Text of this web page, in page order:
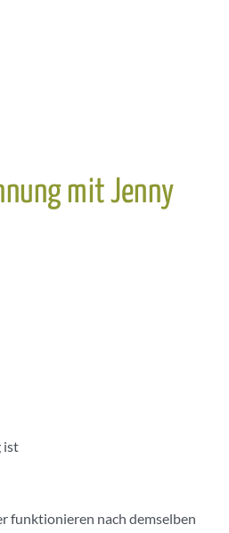
mit Jenny
ist
funktionieren nach demselben